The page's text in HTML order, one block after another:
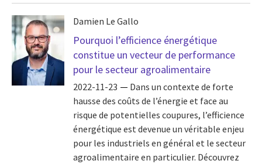
Damien Le Gallo
Pourquoi l’efficience énergétique
constitue un vecteur de performance
pour le secteur agroalimentaire
2022-11-23
Dans un contexte de forte
hausse des coûts de l’énergie et face au
risque de potentielles coupures, l’efficience
énergétique est devenue un véritable enjeu
pour les industriels en général et le secteur
agroalimentaire en particulier. Découvrez